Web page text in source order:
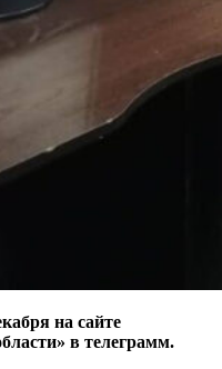
на сайте
в телеграмм.